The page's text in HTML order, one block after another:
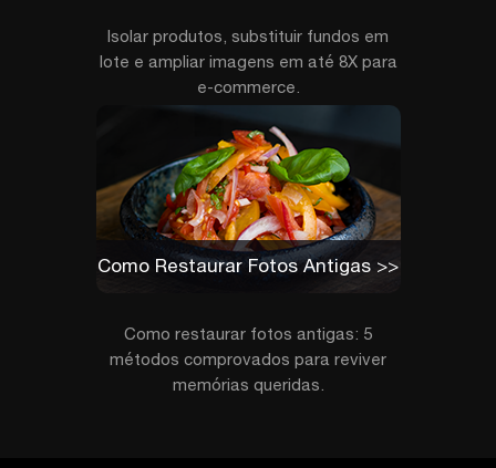
Isolar produtos, substituir fundos em
lote e ampliar imagens em até 8X para
e-commerce.
Como Restaurar Fotos Antigas >>
Como restaurar fotos antigas: 5
métodos comprovados para reviver
memórias queridas.